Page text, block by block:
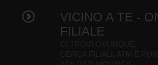
VICINO A TE -
FILIALE